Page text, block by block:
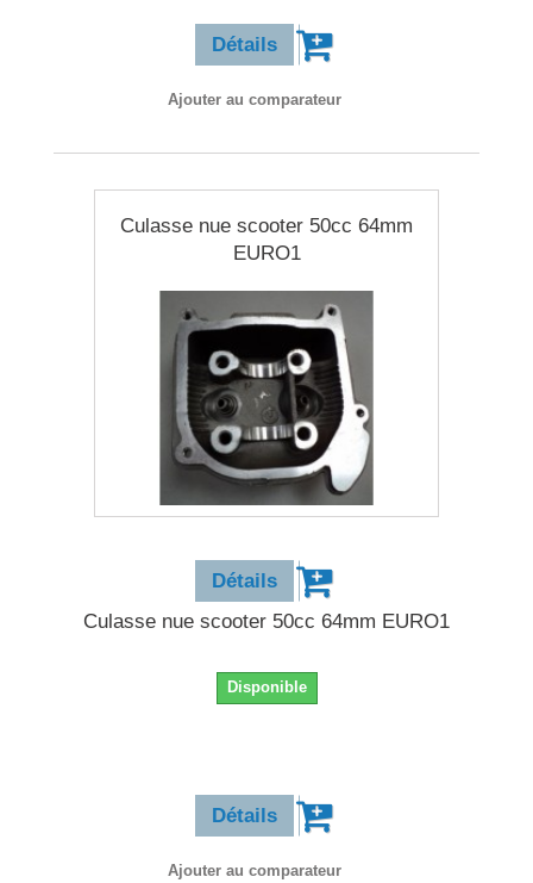
Détails
Ajouter au comparateur
Culasse nue scooter 50cc 64mm
EURO1
Détails
Culasse nue scooter 50cc 64mm EURO1
Disponible
Détails
Ajouter au comparateur